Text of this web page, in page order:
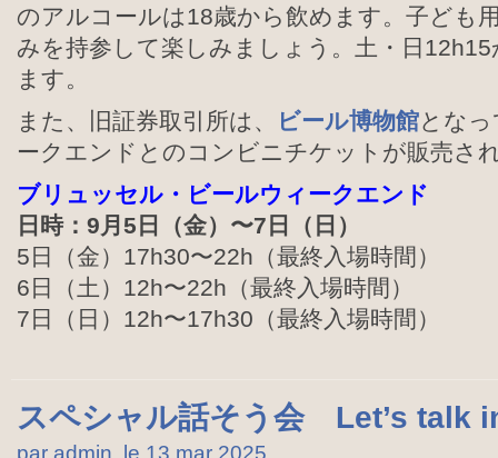
のアルコールは18歳から飲めます。子ども
みを持参して楽しみましょう。土・日
ます。
また、旧証券取引所は、
ビール博物館とな
ークエンドとのコンビニチケットが販売さ
ブリュッセル・ビールウィークエンド
日時：9月5日（金）〜7日（日）
5日（金）17h30〜22h（最終入場時間）
6日（土）12h〜22h（最終入場時間）
7日（日）12h〜17h30（最終入場時間）
スペシャル話そう会 Let’s talk
par admin, le 13 mar 2025